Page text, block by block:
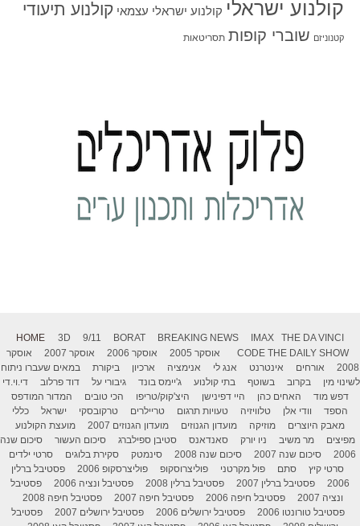
קולנוע ישראלי קולנוע ישראלי עצמאי קולנוע תיעודי
קטנוניזם שוברי קופות תסריטאות
HOME 3D 9/11 BORAT BREAKING NEWS IMAX
THE DA VINCI
CODE THE DAILY SHOW אוסקר 2005 אוסקר 2006 אוסקר 2007
אוסקר
2008
אורחים אינטרנט אנג לי אנימציה ארכיון ביקורת
במאים שעברו ניתוח
לשינוי מין
בקרוב בשוטף בתי קולנוע ג'יימס בונד גיבורי על דוד פרלוב
די.וי.די
דפש מוד
האחים כהן היי דפינישן היצ'קוק/טריפו הכי טובים
המדור המודפס
הספד
וודי אלן טלוויזיה טעויות תרגום טריילרים טרקובסקי ישראל
כללי
מאבק היוצרים
מוזיקה מועדון הגנוזים מועדון הגנוזים 2007
מועצת הקולנוע
מפיצים
מר משיב ניו יורק סאנדאנס סטיבן ספילברג סיכום העשור
סיכום שנה
2006
סיכום שנה 2007 סיכום שנה 2008 סינמטק סקירת בלוגים
סרטי ילדים
סרטי קיץ
סתם פול מקרטני פוליצרוסקופ פוליצרסקופ 2006
פסטיבל ברלין
2006
פסטיבל ברלין 2007 פסטיבל ברלין 2008 פסטיבל ונציה 2006
פסטיבל
ונציה 2007
פסטיבל חיפה 2006 פסטיבל חיפה 2007
פסטיבל חיפה 2008
פסטיבל טורונטו 2006
פסטיבל ירושלים 2006 פסטיבל ירושלים 2007
פסטיבל